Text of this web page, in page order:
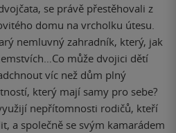
se právě přestěhovali z
domu na vrcholku útesu.
nemluvný zahradník, který, jak
může dvojici dětí
víc než dům plný
který mají samy pro sebe?
nepřítomnosti rodičů, kteří
a společně se svým kamarádem